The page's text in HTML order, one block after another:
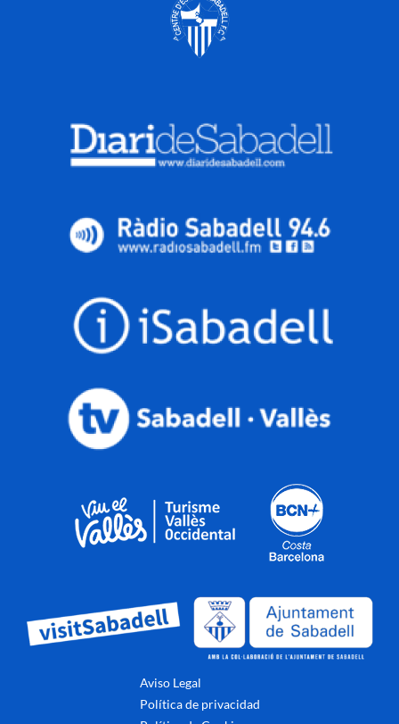
Aviso Legal
Política de privacidad